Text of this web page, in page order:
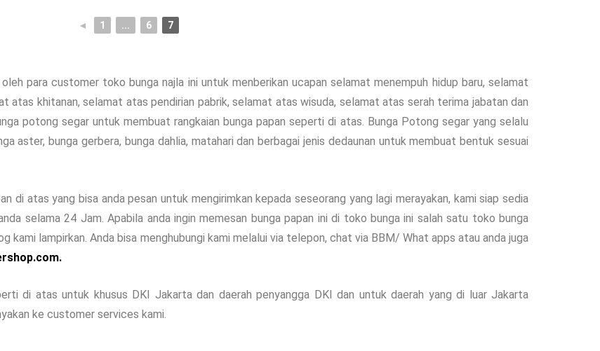
◄ 1 ... 6 7
para customer toko bunga najla ini untuk menberikan ucapan selamat menempuh hidup baru, selamat
atas khitanan, selamat atas pendirian pabrik, selamat atas wisuda, selamat atas serah terima jabatan dan
potong segar untuk membuat rangkaian bunga papan seperti di atas. Bunga Potong segar yang selalu
aster, bunga gerbera, bunga dahlia, matahari dan berbagai jenis dedaunan untuk membuat bentuk sesuai
di atas yang bisa anda pesan untuk mengirimkan kepada seseorang yang lagi merayakan, kami siap sedia
selama 24 Jam. Apabila anda ingin memesan bunga papan ini di toko bunga ini salah satu toko bunga
kami lampirkan. Anda bisa menghubungi kami melalui via telepon, chat via BBM/ What apps atau anda juga
di atas untuk khusus DKI Jakarta dan daerah penyangga DKI dan untuk daerah yang di luar Jakarta
ke customer services kami.